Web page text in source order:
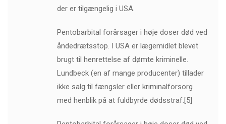
der er tilgængelig i USA.
Pentobarbital forårsager i høje doser død ved
åndedrætsstop. I USA er lægemidlet blevet
brugt til henrettelse af dømte kriminelle.
Lundbeck (en af ​​mange producenter) tillader
ikke salg til fængsler eller kriminalforsorg
med henblik på at fuldbyrde dødsstraf.[5]